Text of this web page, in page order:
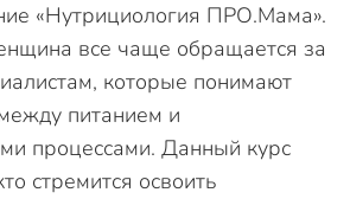
«Нутрициология ПРО.Мама».
все чаще обращается за
которые понимают
питанием и
процессами. Данный курс
стремится освоить